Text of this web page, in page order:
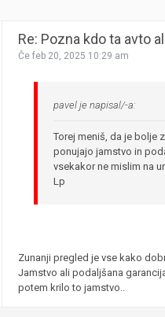
Re: Pozna kdo ta avto
Če feb 20, 2025 10:29 am
pavel je napisal/-a:
Torej meniš, da je bolje
ponujajo jamstvo in
vsekakor ne mislim na
Lp
Zunanji pregled je vse kako
Jamstvo ali podaljšana
potem krilo to jamstvo..